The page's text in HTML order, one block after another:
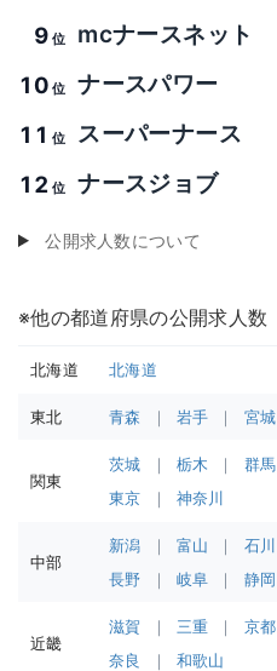
9 位 mcナースネット
10 位 ナースパワー
11 位 スーパーナース
12 位 ナースジョブ
公開求人数について
※他の都道府県の公開求人数
北海道 北海道
東北 青森 岩手 宮城
関東
茨城 栃木 群馬
東京
神奈川
中部
新潟 富山 石川
長野
岐阜 静岡
近畿
滋賀 三重 京都
奈良
和歌山